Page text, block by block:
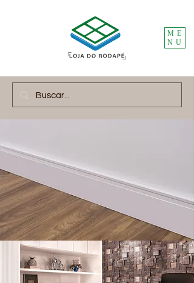
ME
NU